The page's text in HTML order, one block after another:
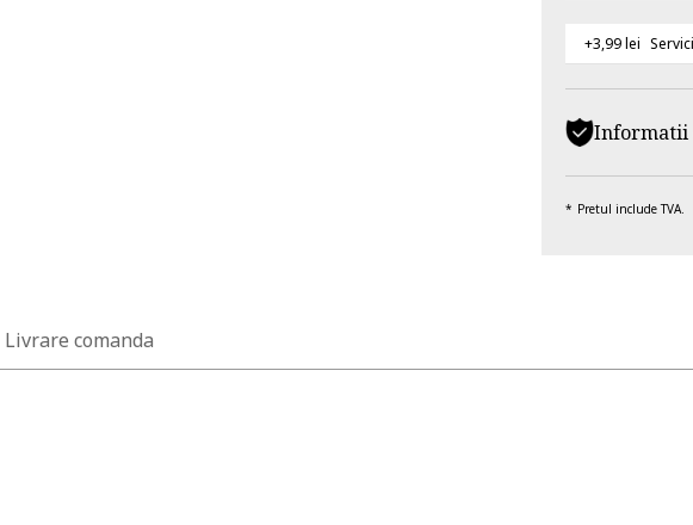
+3,99 lei
Informatii
Pretul include TVA.
Livrare comanda